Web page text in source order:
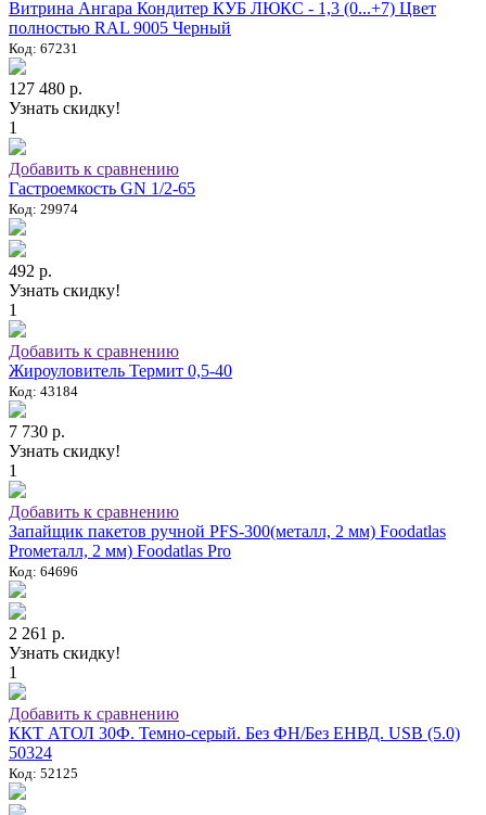
Витрина Ангара Кондитер КУБ ЛЮКС - 1,3 (0...+7) Цвет
полностью RAL 9005 Черный
Код: 67231
127 480 р.
Узнать скидку!
1
Добавить к сравнению
Гастроемкость GN 1/2-65
Код: 29974
492 р.
Узнать скидку!
1
Добавить к сравнению
Жироуловитель Термит 0,5-40
Код: 43184
7 730 р.
Узнать скидку!
1
Добавить к сравнению
Запайщик пакетов ручной PFS-300(металл, 2 мм) Foodatlas
Proметалл, 2 мм) Foodatlas Pro
Код: 64696
2 261 р.
Узнать скидку!
1
Добавить к сравнению
ККТ АТОЛ 30Ф. Темно-серый. Без ФН/Без ЕНВД. USB (5.0)
50324
Код: 52125